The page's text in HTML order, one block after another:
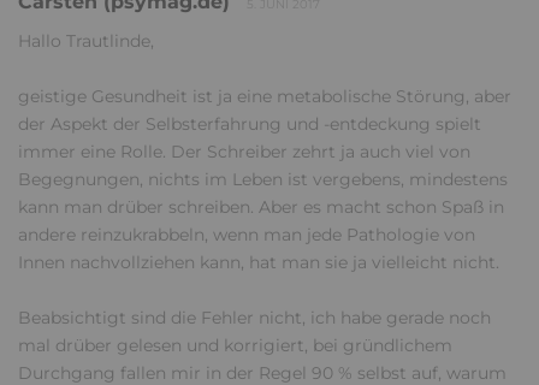
Hallo Trautlinde,
geistige Gesundheit ist ja eine metabolische Störung, aber
der Aspekt der Selbsterfahrung und -entdeckung spielt
immer eine Rolle. Der Schreiber zehrt ja auch viel von
Begegnungen, nichts im Leben ist vergebens, mindestens
kann man drüber schreiben. Aber es macht schon Spaß in
andere reinzukrabbeln, wenn man jede Pathologie von
Innen nachvollziehen kann, hat man sie ja vielleicht nicht.
Beabsichtigt sind die Fehler nicht, ich habe gerade noch
mal drüber gelesen und korrigiert, bei gründlichem
Durchgang fallen mir in der Regel 90 % selbst auf, warum